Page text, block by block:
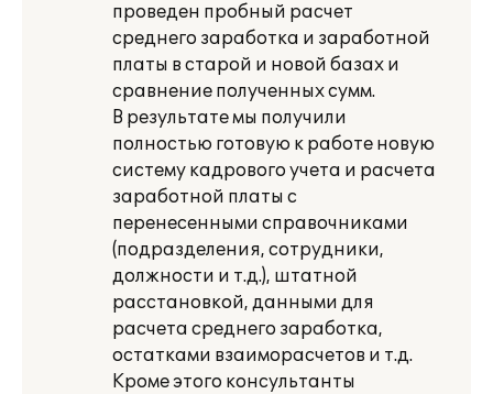
проведен пробный расчет
среднего заработка и заработной
платы в старой и новой базах и
сравнение полученных сумм.
В результате мы получили
полностью готовую к работе новую
систему кадрового учета и расчета
заработной платы с
перенесенными справочниками
(подразделения, сотрудники,
должности и т.д.), штатной
расстановкой, данными для
расчета среднего заработка,
остатками взаиморасчетов и т.д.
Кроме этого консультанты